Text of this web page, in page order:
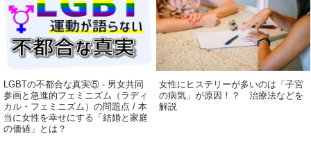
LGBTの不都合な真実⑤ - 男女共同
参画と急進的フェミニズム（ラディ
カル・フェミニズム）の問題点 / 本
当に女性を幸せにする「結婚と家庭
の価値」とは？
女性にヒステリーが多いのは「子宮
の病気」が原因！？ 治療法などを
解説